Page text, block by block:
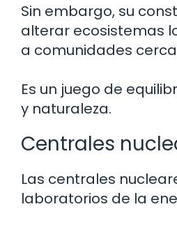
Sin embargo, su
alterar ecosistemas
a comunidades
Es un juego de
y naturaleza.
Centrales
Las centrales
laboratorios de la